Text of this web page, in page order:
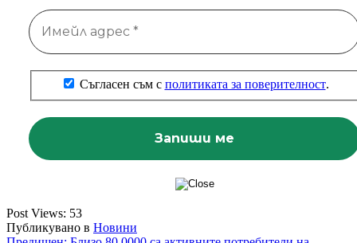
Съгласен съм с политиката за поверителност.
Post Views: 53
Публикувано в Новини